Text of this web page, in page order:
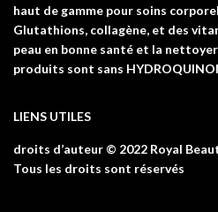
haut de gamme pour soins
Glutathions, collagène, et des
peau en bonne santé et la
produits sont sans
LIENS UTILES
droits d’auteur © 2022 Royal
Tous les droits sont réservés